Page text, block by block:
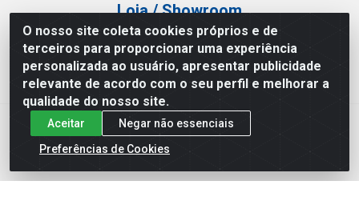
O nosso site coleta cookies próprios e de
terceiros para proporcionar uma experiência
personalizada ao usuário, apresentar publicidade
relevante de acordo com o seu perfil e melhorar a
qualidade do nosso site.
Aceitar
Negar não essenciais
Preferências de Cookies
Loja / Showroom
Tel.: (11) 3227-0546
Av Vautier, 587/597 - Pari - São Paulo/SP
Atef Distribuidora LTDA - Av. Vautier, 585/597 - Pari - São
Paulo/SP - CEP 03.032-000 - CNPJ 27.717.135/0001-29